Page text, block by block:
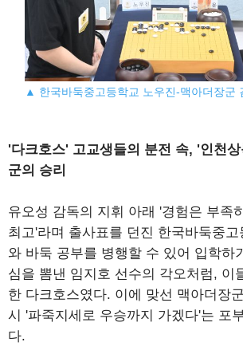
▲ 한국바둑중고등학교 노우진-맥아더장군
'다크호스' 고교생들의 분전 속, '인천
군의 승리
유오성 감독의 지휘 아래 '경험은 부족
최고'라며 출사표를 던진 한국바둑중
와 바둑 공부를 병행할 수 있어 입학하
심을 뽐낸 임지호 선수의 각오처럼, 이
한 다크호스였다. 이에 맞선 맥아더장
시 '파죽지세로 우승까지 가겠다'는 포
다.